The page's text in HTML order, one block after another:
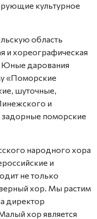
культурное
область
и хореографическая
Юные дарования
«Поморские
шуточные,
и
поморские
народного хора
и
не только
хор. Мы растим
директор
хор является